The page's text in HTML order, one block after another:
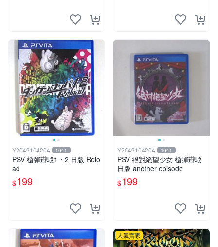
Y2049104204 1041
PSV 槍彈辯駁1・2 日版 Relo
ad
$199
Y2049104204 1041
PSV 絕對絕望少女 槍彈辯駁
日版 another episode
$199
人氣賣家